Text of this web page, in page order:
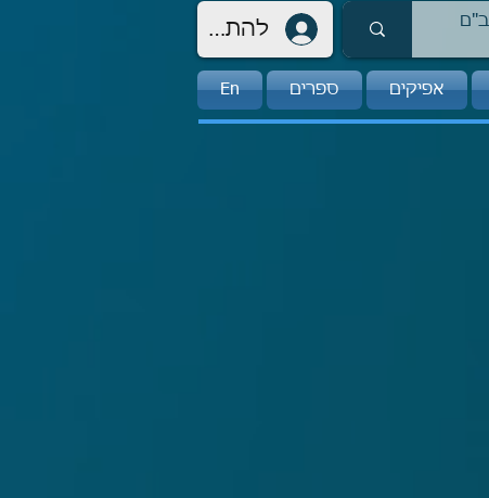
להתחברות
אפיקים ספרים En